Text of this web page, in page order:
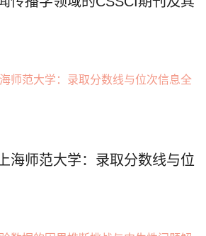
海师范大学：录取分数线与位